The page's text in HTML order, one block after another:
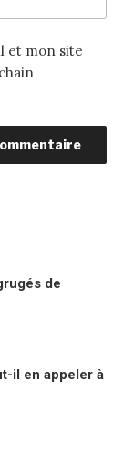
et mon site
de
il en appeler à